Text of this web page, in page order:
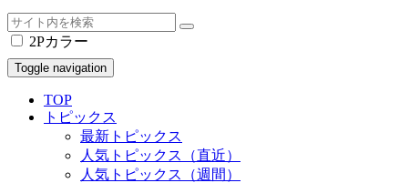
2Pカラー
Toggle navigation
TOP
トピックス
最新トピックス
人気トピックス（直近）
人気トピックス（週間）